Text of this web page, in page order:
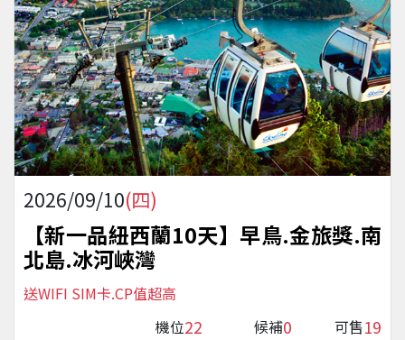
2026/09/10(四)
【新一品紐西蘭10天】早鳥.金旅獎.南
北島.冰河峽灣
送WIFI SIM卡.CP值超高
機位22 候補0 可售19